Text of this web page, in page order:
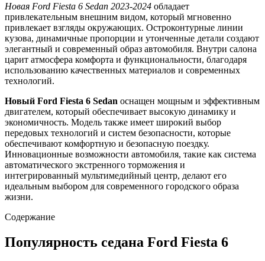
Новая Ford Fiesta 6 Sedan 2023-2024 обладает
привлекательным внешним видом, который мгновенно
привлекает взгляды окружающих. Остроконтурные линии
кузова, динамичные пропорции и утонченные детали создают
элегантный и современный образ автомобиля. Внутри салона
царит атмосфера комфорта и функциональности, благодаря
использованию качественных материалов и современных
технологий.
Новый Ford Fiesta 6 Sedan оснащен мощным и эффективным
двигателем, который обеспечивает высокую динамику и
экономичность. Модель также имеет широкий выбор
передовых технологий и систем безопасности, которые
обеспечивают комфортную и безопасную поездку.
Инновационные возможности автомобиля, такие как система
автоматического экстренного торможения и
интегрированный мультимедийный центр, делают его
идеальным выбором для современного городского образа
жизни.
Содержание
Популярность седана Ford Fiesta 6